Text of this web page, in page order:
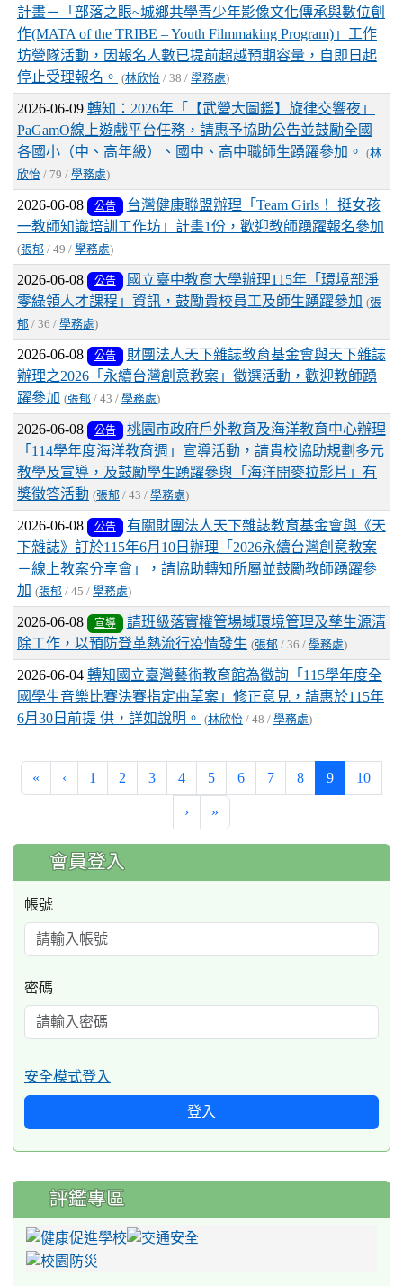
計畫－「部落之眼~城鄉共學青少年影像文化傳承與數位創
作(MATA of the TRIBE – Youth Filmmaking Program)」工作
坊營隊活動，因報名人數已提前超越預期容量，自即日起
停止受理報名。
(林欣怡 / 38 / 學務處)
2026-06-09 轉知：2026年「【武營大圖鑑】旋律交響夜」
PaGamO線上遊戲平台任務，請惠予協助公告並鼓勵全國
各國小（中、高年級）、國中、高中職師生踴躍參加。
(林
欣怡 / 79 / 學務處)
2026-06-08 公告
台灣健康聯盟辦理「Team Girls！ 挺女孩
一教師知識培訓工作坊」計畫1份，歡迎教師踴躍報名參加
(張郁 / 49 / 學務處)
2026-06-08 公告
國立臺中教育大學辦理115年「環境部淨
零綠領人才課程」資訊，鼓勵貴校員工及師生踴躍參加 (張
郁 / 36 / 學務處)
2026-06-08 公告
財團法人天下雜誌教育基金會與天下雜誌
辦理之2026「永續台灣創意教案」徵選活動，歡迎教師踴
躍參加 (張郁 / 43 / 學務處)
2026-06-08 公告
桃園市政府戶外教育及海洋教育中心辦理
「114學年度海洋教育週」宣導活動，請貴校協助規劃多元
教學及宣導，及鼓勵學生踴躍參與「海洋開麥拉影片」有
獎徵答活動 (張郁 / 43 / 學務處)
2026-06-08 公告
有關財團法人天下雜誌教育基金會與《天
下雜誌》訂於115年6月10日辦理「2026永續台灣創意教案
－線上教案分享會」，請協助轉知所屬並鼓勵教師踴躍參
加 (張郁 / 45 / 學務處)
2026-06-08 宣導
請班級落實權管場域環境管理及孳生源清
除工作，以預防登革熱流行疫情發生 (張郁 / 36 / 學務處)
2026-06-04 轉知國立臺灣藝術教育館為徵詢「115學年度全
國學生音樂比賽決賽指定曲草案」修正意見，請惠於115年
6月30日前提 供，詳如說明。
(林欣怡 / 48 / 學務處)
« ‹ 1 2 3 4 5 6 7 8 9(current)
10
› »
:::
會員登入
帳號
密碼
安全模式登入
登入
評鑑專區